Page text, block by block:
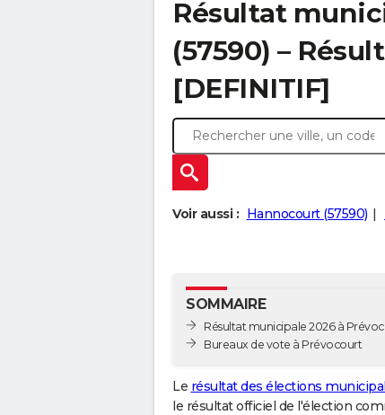
Résultat
(57590) –
[DEFINITIF]
Voir aussi : Hannocourt (57590)
SOMMAIRE
Résultat municipale 2026 à
Bureaux de vote à Prévocourt
Le résultat des élections
le résultat officiel de l'élection